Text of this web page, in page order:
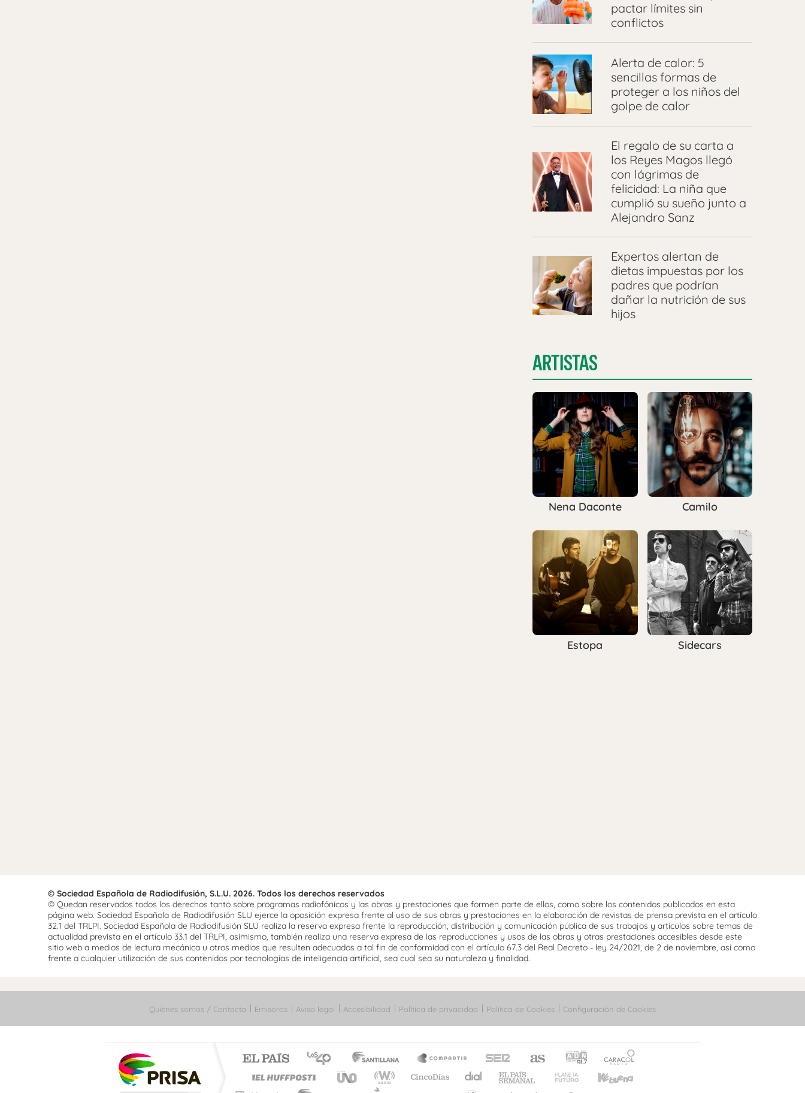
pactar límites sin
conflictos
Alerta de calor: 5
sencillas formas de
proteger a los niños del
golpe de calor
El regalo de su carta a
los Reyes Magos llegó
con lágrimas de
felicidad: La niña que
cumplió su sueño junto a
Alejandro Sanz
Expertos alertan de
dietas impuestas por los
padres que podrían
dañar la nutrición de sus
hijos
ARTISTAS
Nena Daconte Camilo
Estopa Sidecars
© Sociedad Española de Radiodifusión, S.L.U. 2026. Todos los derechos reservados
© Quedan reservados todos los derechos tanto sobre programas radiofónicos y las obras y prestaciones que formen parte de ellos, como sobre los contenidos publicados en esta
página web. Sociedad Española de Radiodifusión SLU ejerce la oposición expresa frente al uso de sus obras y prestaciones en la elaboración de revistas de prensa prevista en el artículo
32.1 del TRLPI. Sociedad Española de Radiodifusión SLU realiza la reserva expresa frente la reproducción, distribución y comunicación pública de sus trabajos y artículos sobre temas de
actualidad prevista en el artículo 33.1 del TRLPI, asimismo, también realiza una reserva expresa de las reproducciones y usos de las obras y otras prestaciones accesibles desde este
sitio web a medios de lectura mecánica u otros medios que resulten adecuados a tal fin de conformidad con el artículo 67.3 del Real Decreto - ley 24/2021, de 2 de noviembre, así como
frente a cualquier utilización de sus contenidos por tecnologías de inteligencia artificial, sea cual sea su naturaleza y finalidad.
Quiénes somos / Contacta Emisoras Aviso legal Accesibilidad Política de privacidad Política de Cookies Configuración de Cookies